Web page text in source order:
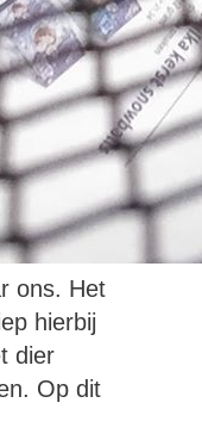
ons. Het
hierbij
dier
Op dit